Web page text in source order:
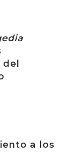
a los